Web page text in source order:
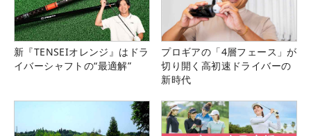
新『TENSEIオレンジ』はドラ
イバーシャフトの“最適解”
プロギアの「4層フェース」が
切り開く高初速ドライバーの
新時代